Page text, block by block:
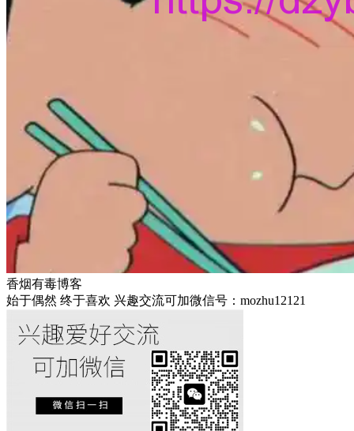
香烟有毒博客
始于偶然 终于喜欢 兴趣交流可加微信号：mozhu12121